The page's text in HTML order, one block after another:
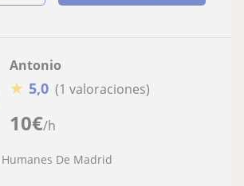
10€/h
Antonio
★ 5,0 (1 valoraciones)
De Madrid